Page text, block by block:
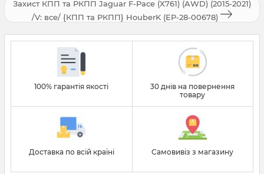
Захист КПП та РКПП Jaguar F-Pace (X761) (AWD) (2015-2021)
/V: все/ {КПП та РКПП} HouberK (EP-28-00678)
100% гарантія якості
30 днів на повернення
товару
Доставка по всій країні Самовивіз з магазину